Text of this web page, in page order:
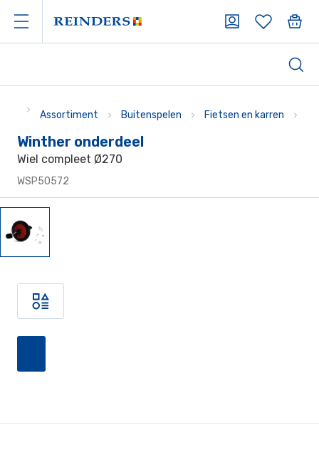
Assortiment Buitenspelen Fietsen en karren
Winther onderdeel
Wiel compleet Ø270
WSP50572